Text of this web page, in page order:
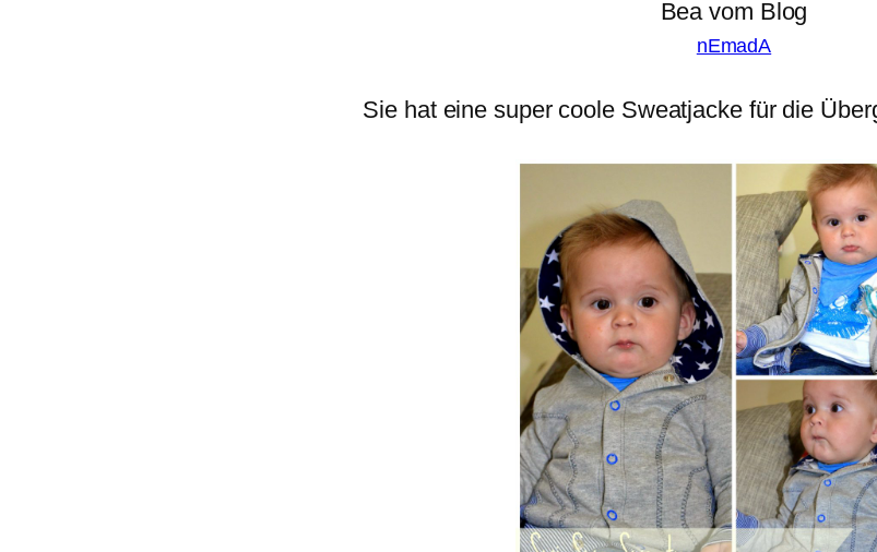
Bea vom Blog
nEmadA
Sie hat eine super coole Sweatjacke für die